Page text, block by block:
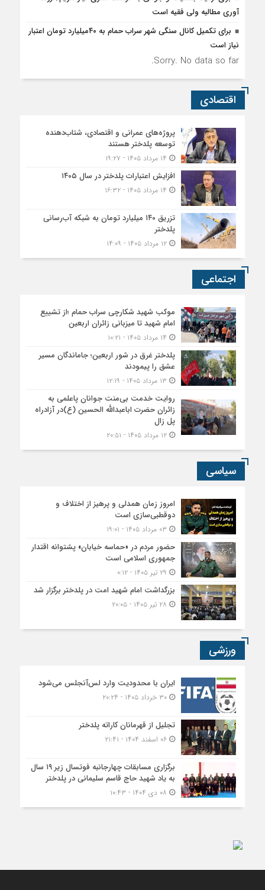
آوری مطالبه ولی فقیه است
برای تکمیل کانال سنگی شهر سراب حمام به ۴۰میلیارد تومان اعتبار
نیاز است
Sorry. No data so far.
اقتصادی
پروژه‌های عمرانی و اقتصادی، شتاب‌دهنده
توسعه پلدختر هستند
افزایش اعتبارات پلدختر در سال ۱۴۰۵
تزریق ۱۴۰ میلیارد تومان به شبکه آب‌رسانی
پلدختر
۱۲ مرداد ۱۴۰۵ - ۱۴:۰۹
اجتماعی
موکب شهید شکارچی سراب حمام ؛از تشییع
امام شهید تا میزبانی زائران اربعین
پلدختر غرق در شور اربعین؛ جاماندگان مسیر
عشق را پیمودند
روایت خدمت بی‌منت جوانان پاعلمی به
زائران حضرت اباعبدالله الحسین (ع)در آزادراه
پل زال
۱۲ مرداد ۱۴۰۵ - ۲۰:۵۱
سیاسی
امروز زمان همدلی و پرهیز از اختلاف و
دوقطبی‌سازی است
حضور مردم در «حماسه خیابان» پشتوانه اقتدار
جمهوری اسلامی است
بزرگداشت امام شهید امت در پلدختر برگزار شد
ورزشی
ایران با محدودیت وارد لس‌آنجلس می‌شود
۳۰ خرداد ۱۴۰۵ - ۲۰:۲۴
تجلیل از قهرمانان کاراته پلدختر
۰۶ اسفند ۱۴۰۴ - ۲۱:۴۱
برگزاری مسابقات چهارجانبه فوتسال زیر ۱۹ سال
به یاد شهید حاج قاسم سلیمانی در پلدختر